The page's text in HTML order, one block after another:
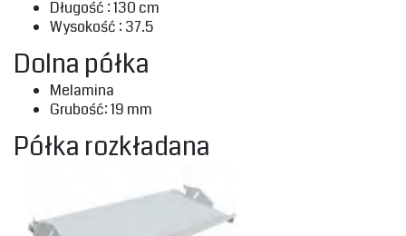
‎Długość : 130 cm‎
‎Wysokość : 37.5‎
‎Dolna półka‎
‎Melamina
‎Grubość: 19 mm‎
‎Półka rozkładana‎